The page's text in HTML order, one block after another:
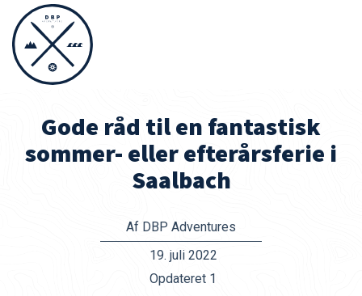
Gode råd til en fantastisk
sommer- eller efterårsferie i
Saalbach
Af DBP Adventures
19. juli 2022
Opdateret 1